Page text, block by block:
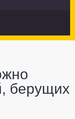
берущих